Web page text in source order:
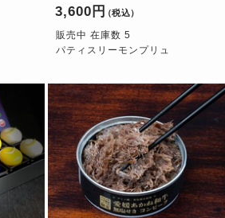
3,600円 （税込）
販売中 在庫数 5
パティスリーモンプリュ